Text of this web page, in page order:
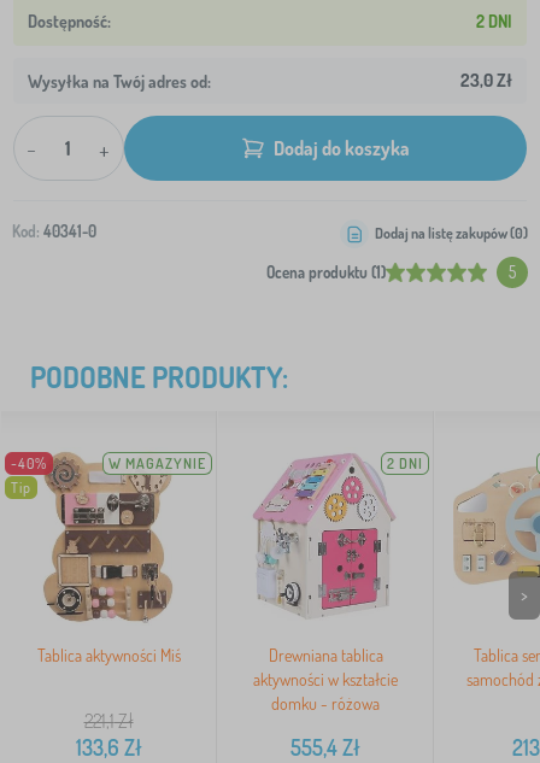
2 DNI
Wysyłka na Twój adres od: 23,0 Zł
- + Dodaj do koszyka
Kod: 40341-0
Ocena produktu (1) 5
Dodaj na listę zakupów (0)
PODOBNE PRODUKTY:
-40%
Tip
W MAGAZYNIE
Tablica aktywności Miś
221,1Zł
133,6 Zł
2 DNI
Drewniana tablica
aktywności w kształcie
domku - różowa
555,4Zł
Tablica
samochód
>